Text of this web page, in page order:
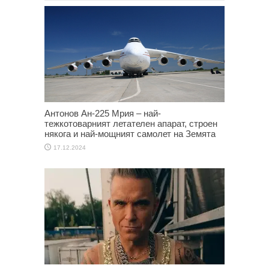
Антонов Ан-225 Мрия – най-
тежкотоварният летателен апарат, строен
някога и най-мощният самолет на Земята
17.12.2024